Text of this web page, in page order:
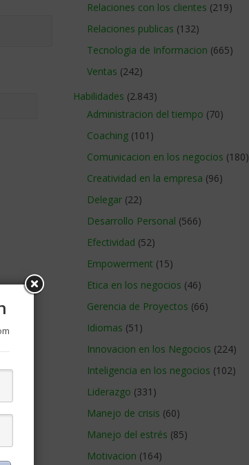
Relaciones con los clientes (219)
Relaciones publicas (132)
Tecnologia de Informacion (665)
Ventas (242)
Habilidades (2.843)
Administracion del tiempo (70)
Coaching (101)
Comunicacion en los negocios (180)
Creatividad en la empresa (96)
Delegar (22)
Desarrollo Personal (566)
Efectividad (52)
Empowerment (15)
Etica en los negocios (46)
Gerencia de Proyectos (66)
Idiomas (51)
Innovacion en los Negocios (224)
Inteligencia en los negocios (102)
Liderazgo (331)
Manejo de crisis (60)
Manejo del estrés (85)
Motivacion (164)